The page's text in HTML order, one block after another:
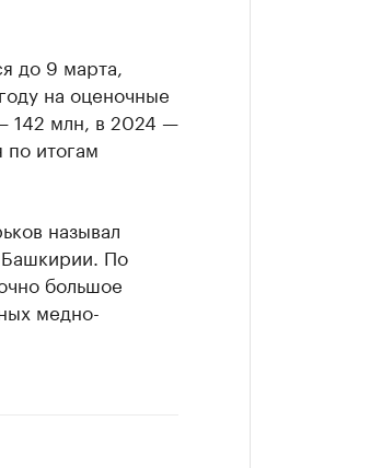
до 9 марта,
на оценочные
142 млн, в 2024 —
итогам
называл
Башкирии. По
большое
медно-